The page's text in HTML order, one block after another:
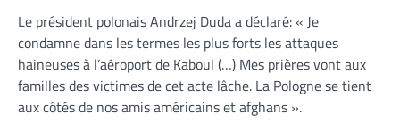
Le président polonais Andrzej Duda a déclaré: « Je
condamne dans les termes les plus forts les attaques
haineuses à l’aéroport de Kaboul (…) Mes prières vont aux
familles des victimes de cet acte lâche. La Pologne se tient
aux côtés de nos amis américains et afghans ».